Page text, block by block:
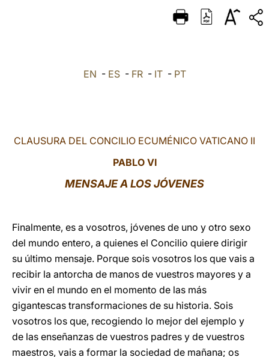
DEUTSCH
EN - ES- FR- IT- PT
CLAUSURA DEL CONCILIO ECUMÉNICO VATICANO II
PABLO VI
MENSAJE A LOS JÓVENES
Finalmente, es a vosotros, jóvenes de uno y otro sexo
del mundo entero, a quienes el Concilio quiere dirigir
su último mensaje. Porque sois vosotros los que vais a
recibir la antorcha de manos de vuestros mayores y a
vivir en el mundo en el momento de las más
gigantescas transformaciones de su historia. Sois
vosotros los que, recogiendo lo mejor del ejemplo y
de las enseñanzas de vuestros padres y de vuestros
maestros, vais a formar la sociedad de mañana; os